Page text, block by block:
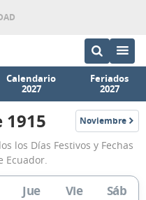
Calendario
2027
Feriados
2027
1915 Noviembre
1915
los Días Festivos y Fechas
Ecuador.
Jue Vie Sáb